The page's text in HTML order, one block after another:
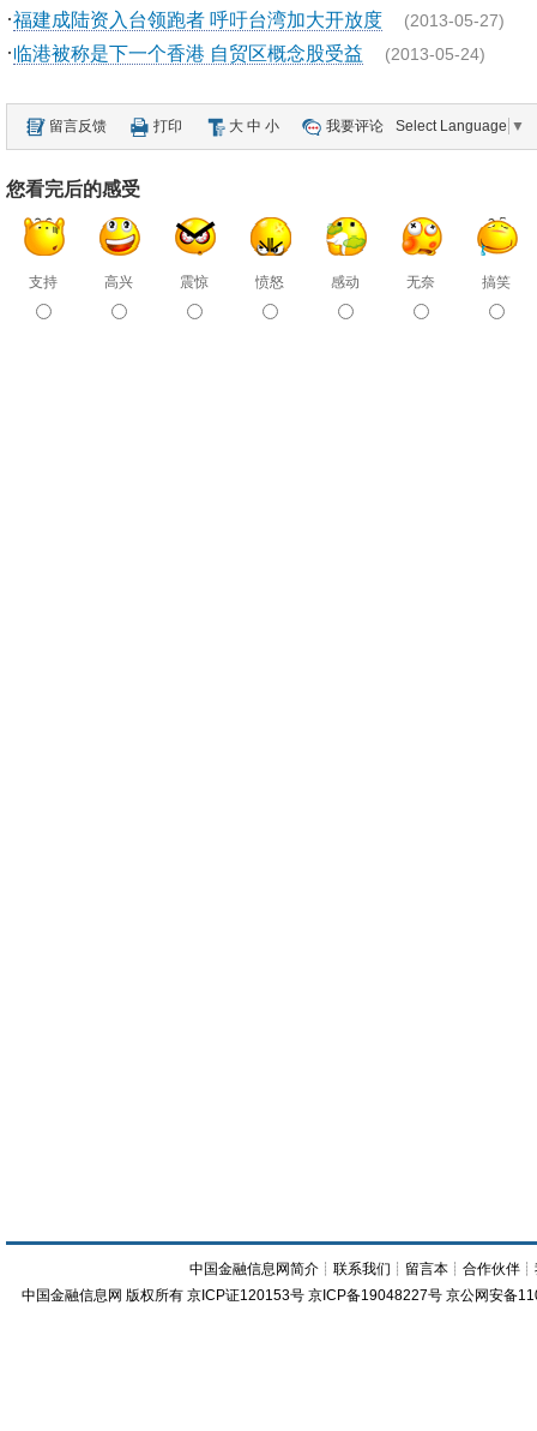
·福建成陆资入台领跑者 呼吁台湾加大开放度 (2013-05-27)
·临港被称是下一个香港 自贸区概念股受益 (2013-05-24)
留言反馈 打印 大 中 小 我要评论 Select Language ▼
您看完后的感受
支持 高兴 震惊 愤怒 感动 无奈 搞笑
中国金融信息网简介 ┊联系我们 ┊ 留言本 ┊合作伙伴 ┊
中国金融信息网 版权所有 京ICP证120153号 京ICP备19048227号 京公网安备